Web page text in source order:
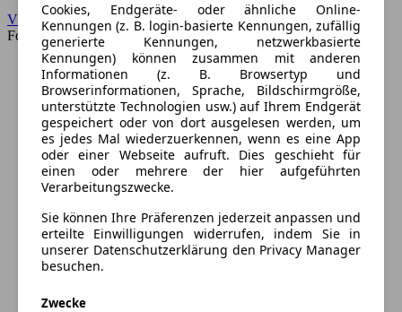
VW
Forum
Cookies, Endgeräte- oder ähnliche Online-
Kennungen (z. B. login-basierte Kennungen, zufällig
generierte Kennungen, netzwerkbasierte
Kennungen) können zusammen mit anderen
Informationen (z. B. Browsertyp und
Browserinformationen, Sprache, Bildschirmgröße,
unterstützte Technologien usw.) auf Ihrem Endgerät
gespeichert oder von dort ausgelesen werden, um
es jedes Mal wiederzuerkennen, wenn es eine App
oder einer Webseite aufruft. Dies geschieht für
einen oder mehrere der hier aufgeführten
Verarbeitungszwecke.
Sie können Ihre Präferenzen jederzeit anpassen und
erteilte Einwilligungen widerrufen, indem Sie in
unserer Datenschutzerklärung den Privacy Manager
besuchen.
Zwecke